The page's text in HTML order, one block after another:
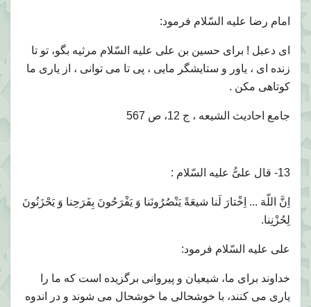
امام رضا عليه السّلام فرمود:
اى دعبل ! براى حسين بن على عليه السّلام مرثيه بگو، تو تا
زنده اى ، ياور و ستايشگر مايى ، پى تا مى توانى ، از يارى ما
كوتاهى مكن .
جامع احاديث الشيعه ، ج 12، ص 567
13- قال علىُّ عليه السّلام :
اِنَّ اللّهَ ... اِخْتارَ لَنا شيعَةً يَنْصُرُونَنا وَ يَفْرَحُونَ بِفَرَحِنا وَ يَحْزَنُونَ
لِحُزْنِنا.
على عليه السّلام فرمود:
خداوند براى ما، شيعيان و پيروانى برگزيده است كه ما را
يارى مى كنند، با خوشحالى ما خوشحال مى شوند و در اندوه